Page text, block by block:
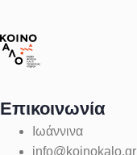
Επικοινωνία
Ιωάννινα
info@koinokalo.gr